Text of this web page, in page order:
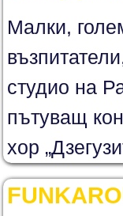
Малки,
студио на
пътуващ
хор